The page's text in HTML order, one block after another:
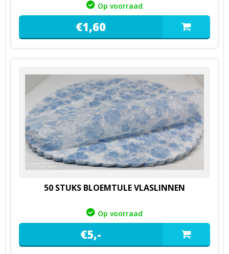
Op voorraad
€1,60
50 STUKS BLOEMTULE VLASLINNEN
Op voorraad
€5,-